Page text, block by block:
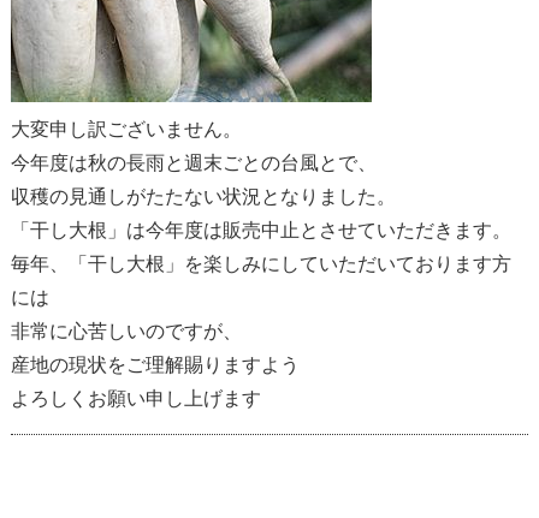
大変申し訳ございません。
今年度は秋の長雨と週末ごとの台風とで、
収穫の見通しがたたない状況となりました。
「干し大根」は今年度は販売中止とさせていただきます。
毎年、「干し大根」を楽しみにしていただいております方
には
非常に心苦しいのですが、
産地の現状をご理解賜りますよう
よろしくお願い申し上げます